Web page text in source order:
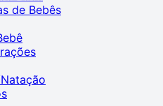
de Bebês